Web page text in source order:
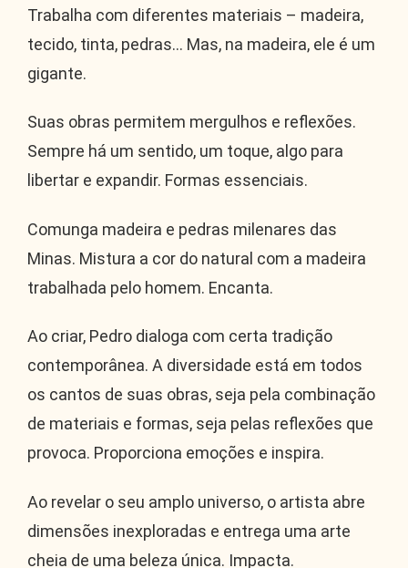
Trabalha com diferentes materiais – madeira,
tecido, tinta, pedras… Mas, na madeira, ele é um
gigante.
Suas obras permitem mergulhos e reflexões.
Sempre há um sentido, um toque, algo para
libertar e expandir. Formas essenciais.
Comunga madeira e pedras milenares das
Minas. Mistura a cor do natural com a madeira
trabalhada pelo homem. Encanta.
Ao criar, Pedro dialoga com certa tradição
contemporânea. A diversidade está em todos
os cantos de suas obras, seja pela combinação
de materiais e formas, seja pelas reflexões que
provoca. Proporciona emoções e inspira.
Ao revelar o seu amplo universo, o artista abre
dimensões inexploradas e entrega uma arte
cheia de uma beleza única. Impacta.